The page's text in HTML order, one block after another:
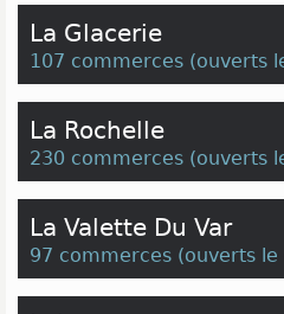
La Glacerie
107 commerces (ouverts
La Rochelle
230 commerces (ouverts
La Valette Du Var
97 commerces (ouverts le